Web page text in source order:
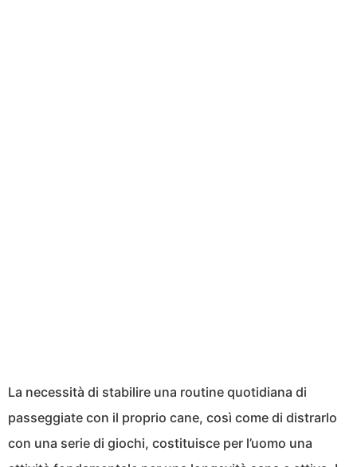
La necessità di stabilire una routine quotidiana di
passeggiate con il proprio cane, così come di distrarlo
con una serie di giochi, costituisce per l’uomo una